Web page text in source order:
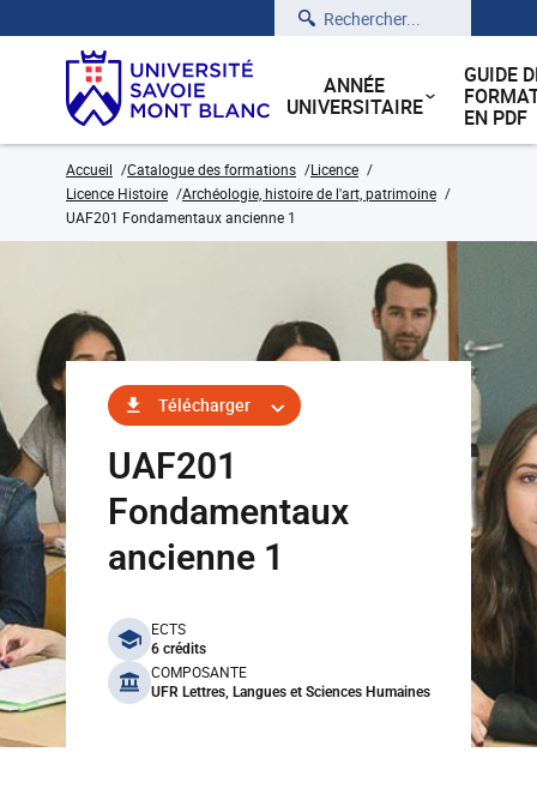
Rechercher
ANNÉE
UNIVERSITAIRE
GUIDE
EN PDF
Accueil Catalogue des formations
Licence
Licence Histoire
Archéologie, histoire de l'art, patrimoine
UAF201 Fondamentaux ancienne 1
Télécharger
UAF201
Fondamentaux
ancienne 1
benefits
ECTS
6 crédits
COMPOSANTE
UFR Lettres, Langues et Sciences Humaines